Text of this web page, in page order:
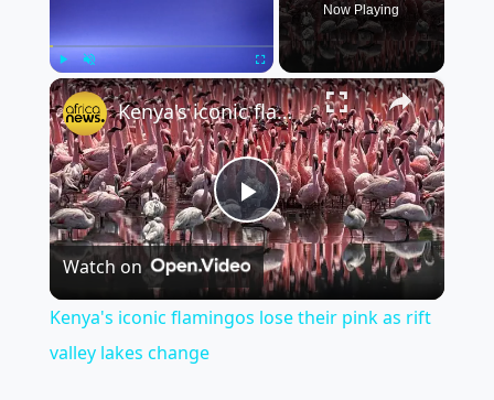
Play Unmute Fullscreen
Now Playing
×
P
l
Kenya's iconic flamingos lose their pink as rift valley lakes change
Watch on
Kenya's iconic flamingos lose their pink as rift
valley lakes change